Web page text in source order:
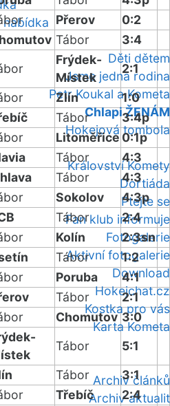
Děti dětem
Jsme jedna rodina
Petr Koukal a Kometa
Chlapi ŽENÁM
Hokejová tombola
Království Komety
Dortiáda
Ptejte se
Fan klub informuje
Fotogalerie
Aktivní fotogalerie
Download
Hokejchat.cz
Kostka pro vás
Karta Kometa
Archiv článků
Archiv aktualit
Přerov
0:2
Tábor
3:4
Frýdek-
Místek
2:1
Zlín
1:0
Tábor
3:4p
Litoměřice 0:1p
Tábor
4:3
Tábor
4:3
Sokolov
4:3p
Tábor
2:4
Kolín
2:3sn
Tábor
1:2
Poruba
4:1
Tábor
2:1
Chomutov 3:0
Tábor
5:1
Tábor
3:1
Třebíč
2:4